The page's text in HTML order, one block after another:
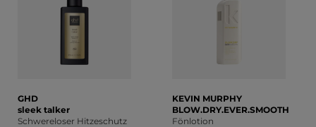
GHD
sleek talker
Schwereloser Hitzeschutz
KEVIN MURPHY
BLOW.DRY.EVER.SMOOTH
Fönlotion